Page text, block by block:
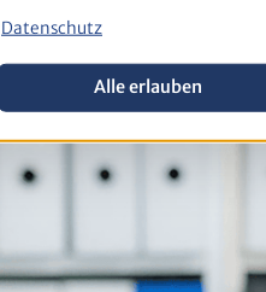
Datenschutz
Alle erlauben